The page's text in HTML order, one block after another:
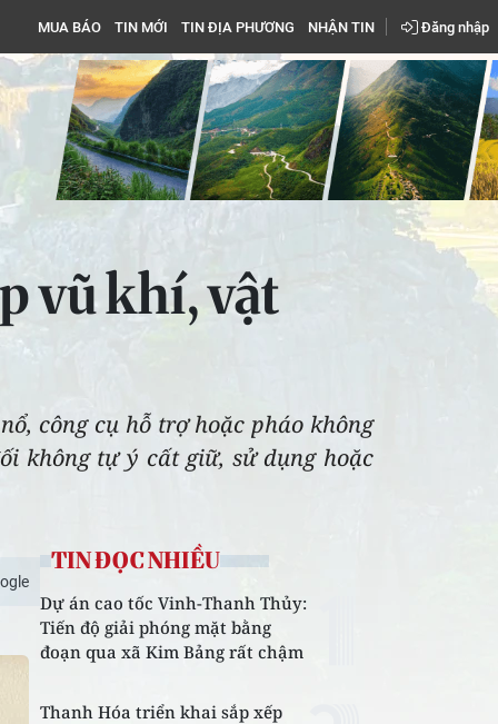
MUA BÁO TIN MỚI TIN ĐỊA PHƯƠNG NHẬN TIN Đăng nhập
vũ khí, vật
công cụ hỗ trợ hoặc pháo không
không tự ý cất giữ, sử dụng hoặc
TIN ĐỌC NHIỀU
Dự án cao tốc Vinh-Thanh Thủy:
Tiến độ giải phóng mặt bằng
đoạn qua xã Kim Bảng rất chậm
Thanh Hóa triển khai sắp xếp